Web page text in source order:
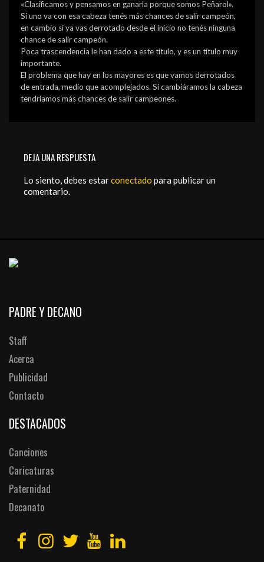
«Clasificamos y pensamos en ganarla porque somos Peñarol».
Si uno va con esa cabeza tenés más chances de salir campeón,
en cambio si ya vas derrotado desde el inicio no tenés ninguna
chance de salir campeón.
Poca trascendencia le han dado a este título, y es un título muy
importante.
El problema que hay en los mayores es que vamos derrotados
de entrada, medio que acomplejados. Si cambiáramos la cabeza
tendríamos más chances de salir campeones.
DEJA UNA RESPUESTA
Lo siento, debes estarconectado para publicar un
comentario.
PADRE Y DECANO
Staff
Acerca
Publicidad
Contacto
DESTACADOS
Canciones
Caricaturas
Paternidad
Decanato